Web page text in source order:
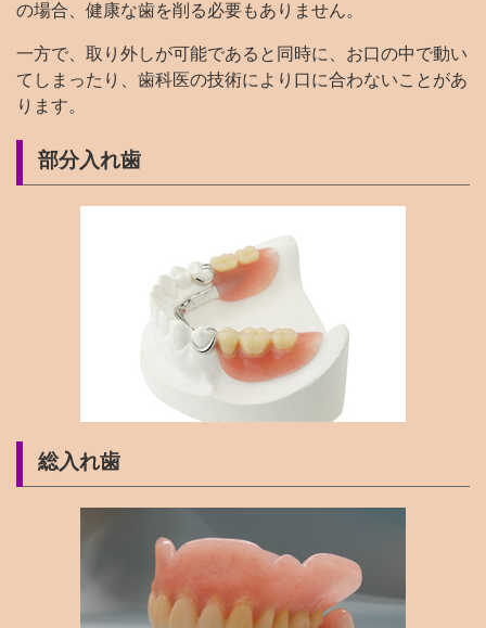
の場合、健康な歯を削る必要もありません。
一方で、取り外しが可能であると同時に、お口の中で動い
てしまったり、歯科医の技術により口に合わないことがあ
ります。
部分入れ歯
総入れ歯